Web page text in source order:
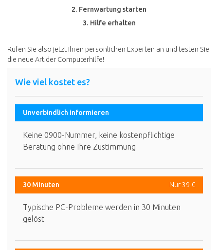
2. Fernwartung starten
3. Hilfe erhalten
Rufen Sie also jetzt Ihren persönlichen Experten an und testen Sie
die neue Art der Computerhilfe!
Wie viel kostet es?
Unverbindlich informieren
Keine 0900-Nummer, keine kostenpflichtige
Beratung ohne Ihre Zustimmung
30 Minuten Nur 39 €
Typische PC-Probleme werden in 30 Minuten
gelöst